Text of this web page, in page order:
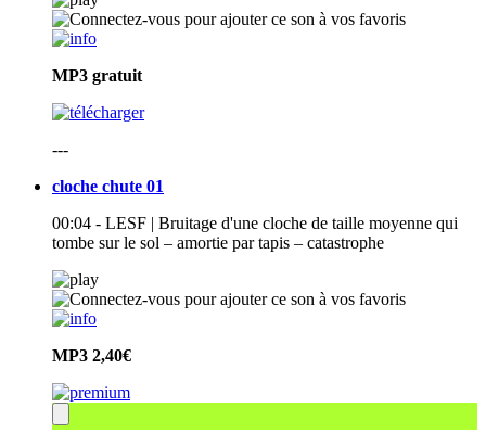
MP3 gratuit
---
cloche chute 01
00:04 - LESF | Bruitage d'une cloche de taille moyenne qui
tombe sur le sol – amortie par tapis – catastrophe
MP3 2,40€